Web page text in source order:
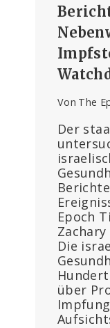
Von The
Der
Epoch
Die
über